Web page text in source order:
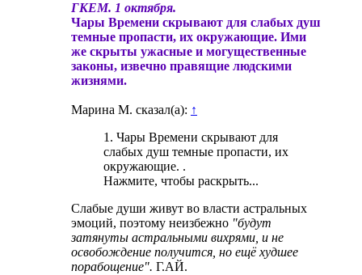
ГКЕМ. 1 октября.
Чары Времени скрывают для слабых душ
темные пропасти, их окружающие. Ими
же скрыты ужасные и могущественные
законы, извечно правящие людскими
жизнями.
Марина М. сказал(а): ↑
1. Чары Времени скрывают для
слабых душ темные пропасти, их
окружающие. .
Нажмите, чтобы раскрыть...
Слабые души живут во власти астральных
эмоций, поэтому неизбежно "будут
затянуты астральными вихрями, и не
освобождение получится, но ещё худшее
порабощение". Г.АЙ.